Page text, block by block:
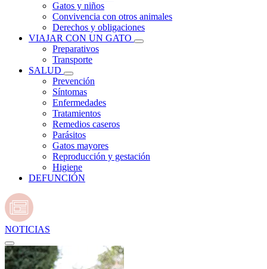
Gatos y niños
Convivencia con otros animales
Derechos y obligaciones
VIAJAR CON UN GATO
Preparativos
Transporte
SALUD
Prevención
Síntomas
Enfermedades
Tratamientos
Remedios caseros
Parásitos
Gatos mayores
Reproducción y gestación
Higiene
DEFUNCIÓN
NOTICIAS